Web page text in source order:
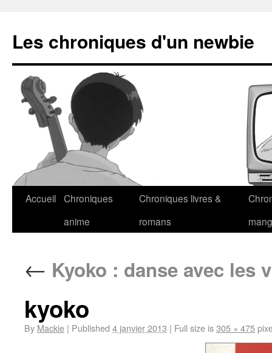
Les chroniques d'un newbie
Accueil Chroniques
anime
Chroniques livres &
romans
← Kyoko : danse avec les
kyoko
By Mackie | Published 4 janvier 2013 | Full size is305 × 475